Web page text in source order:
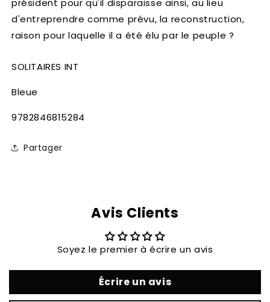
président pour qu'il disparaisse ainsi, au lieu
d'entreprendre comme prévu, la reconstruction,
raison pour laquelle il a été élu par le peuple ?
SOLITAIRES INT
Bleue
SKU:
9782846815284
Partager
Avis Clients
Soyez le premier à écrire un avis
Écrire un avis